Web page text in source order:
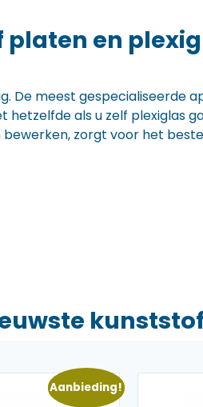
en
De meest gespecialiseerde
als u zelf plexiglas
bewerken, zorgt voor het
Aanbieding!